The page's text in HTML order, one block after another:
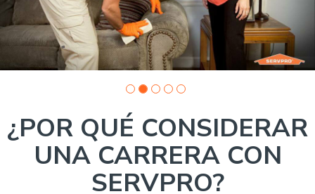
¿POR QUÉ CONSIDERAR
UNA CARRERA CON
SERVPRO?